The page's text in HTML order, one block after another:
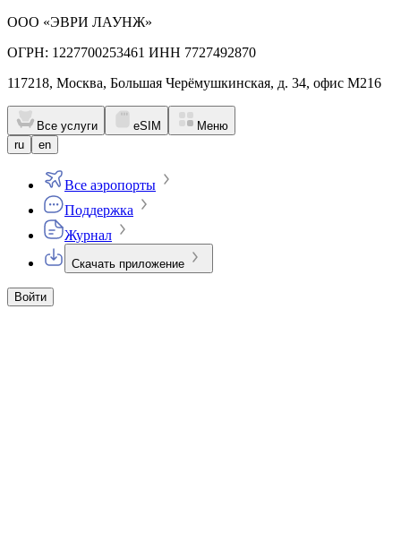
ООО «ЭВРИ ЛАУНЖ»
ОГРН: 1227700253461 ИНН 7727492870
117218, Москва, Большая Черёмушкинская, д. 34, офис М216
Все услуги eSIM
Меню
ru
en
Все аэропорты
Поддержка
Журнал
Скачать приложение
Войти